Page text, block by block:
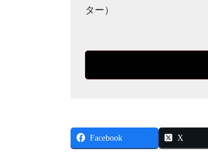
ター）
Facebook X